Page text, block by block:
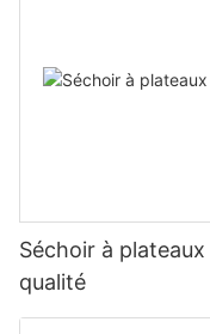
Séchoir à
qualité